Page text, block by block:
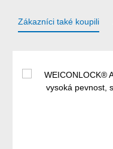
Zákazníci také koupili